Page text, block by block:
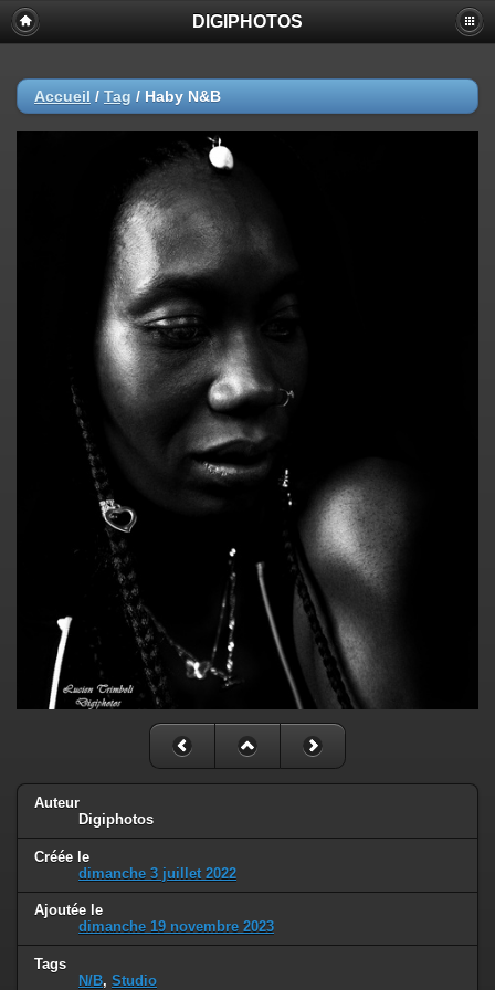
DIGIPHOTOS
Accueil / Tag / Haby N&B
Auteur
Digiphotos
Créée le
dimanche 3 juillet 2022
Ajoutée le
dimanche 19 novembre 2023
Tags
N/B, Studio